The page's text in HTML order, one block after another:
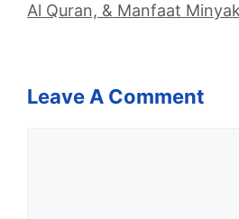
Al Quran, & Manfaat
Leave A Comment